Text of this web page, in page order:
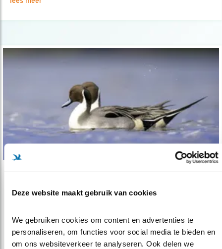
Deze website maakt gebruik van cookies
We gebruiken cookies om content en advertenties te
personaliseren, om functies voor social media te bieden en
om ons websiteverkeer te analyseren. Ook delen we
Kijktip: watervogel-eldorado
Biesbosch.